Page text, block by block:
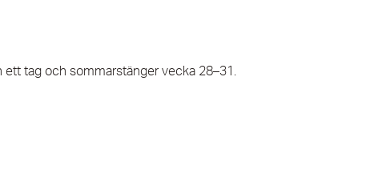
tag och sommarstänger vecka 28–31.